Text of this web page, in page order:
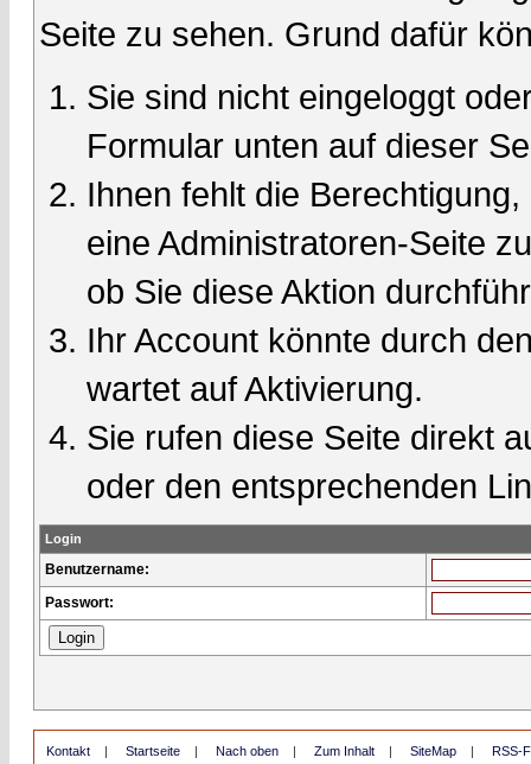
Seite zu sehen. Grund dafür
Sie sind nicht eingeloggt
Formular unten auf dieser
Ihnen fehlt die
eine Administratoren-Seite
ob Sie diese Aktion
Ihr Account könnte durch
wartet auf Aktivierung.
Sie rufen diese Seite direkt
oder den entsprechenden
Login
Benutzername:
Passwort:
Kontakt | Startseite | Nach oben | Zum Inhalt | SiteMap | RSS-